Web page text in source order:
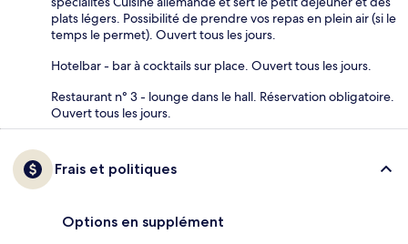
plats légers. Possibilité de prendre vos repas en plein air (si le
temps le permet). Ouvert tous les jours.
Hotelbar - bar à cocktails sur place. Ouvert tous les jours.
Restaurant n° 3 - lounge dans le hall. Réservation obligatoire.
Ouvert tous les jours.
Frais et politiques
Options en supplément